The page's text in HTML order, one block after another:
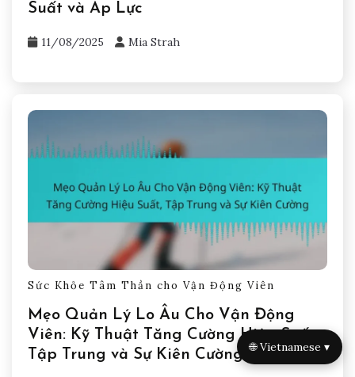
Suất và Áp Lực
11/08/2025 Mia Strah
Sức Khỏe Tâm Thần cho Vận Động Viên
Mẹo Quản Lý Lo Âu Cho Vận Động
Viên: Kỹ Thuật Tăng Cường Hiệu Suất,
Tập Trung và Sự Kiên Cường
🌐 Vietnamese ▾